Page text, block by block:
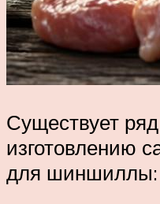
Существует
изготовлению
для шиншиллы: